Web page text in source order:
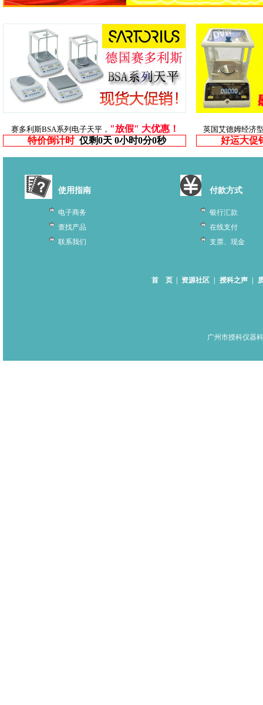
赛多利斯BSA系列电子天平， "放假" 大优惠！
特价倒计时 仅剩0天 0小时0分0秒
英国艾德姆经济
好运大
使用指南
电子商务
查找产品
联系我们
付款方式
银行汇款
在线支付
支票、现金
首 页 资源社区 授科之声
广州市授科仪器